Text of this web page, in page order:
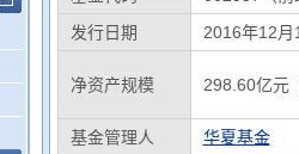
发行日期
2016年12月
净资产规模 298.60亿元
基金管理人
华夏基金